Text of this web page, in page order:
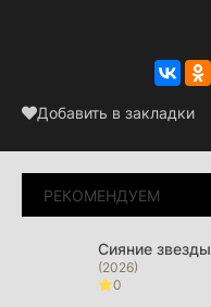
Добавить в закладки
РЕКОМЕНДУЕМ
Сияние звезды
(2026)
0